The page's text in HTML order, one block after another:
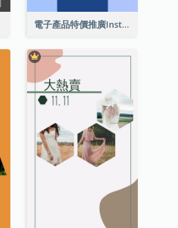
電子產品特價推廣Instagram限時動態